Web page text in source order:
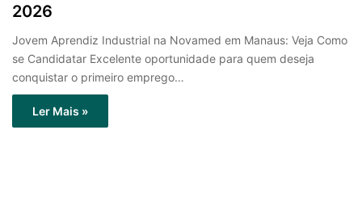
2026
Jovem Aprendiz Industrial na Novamed em Manaus: Veja Como
se Candidatar Excelente oportunidade para quem deseja
conquistar o primeiro emprego…
Ler Mais »